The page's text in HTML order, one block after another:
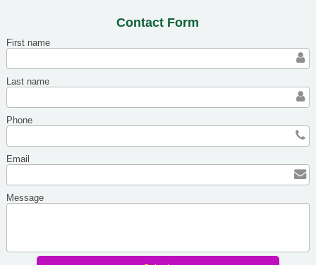
Contact Form
First name
Last name
Phone
Email
Message